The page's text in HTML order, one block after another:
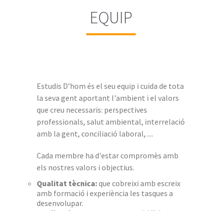
EQUIP
Estudis D’hom és el seu equip i cuida de tota
la seva gent aportant l'ambient i el valors
que creu necessaris: perspectives
professionals, salut ambiental, interrelació
amb la gent, conciliació laboral, ....
Cada membre ha d'estar compromès amb
els nostres valors i objectius.
Qualitat tècnica:que cobreixi amb escreix
amb formació i experiència les tasques a
desenvolupar.